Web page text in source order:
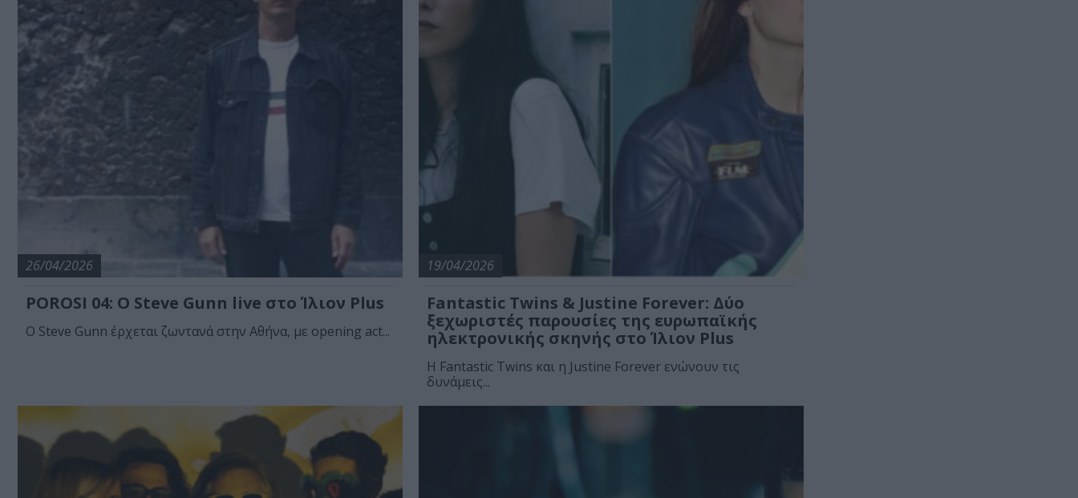
26/04/2026
POROSI 04: Ο Steve Gunn live στο Ίλιον Plus
Ο Steve Gunn έρχεται ζωντανά στην Αθήνα, με opening act...
19/04/2026
Fantastic Twins & Justine Forever: Δύο
ξεχωριστές παρουσίες της ευρωπαϊκής
ηλεκτρονικής σκηνής στο Ίλιον Plus
Η Fantastic Twins και η Justine Forever ενώνουν τις
δυνάμεις...